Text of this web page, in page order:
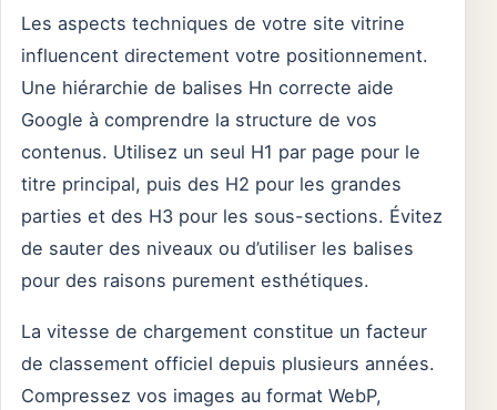
Les aspects techniques de votre site vitrine
influencent directement votre positionnement.
Une hiérarchie de balises Hn correcte aide
Google à comprendre la structure de vos
contenus. Utilisez un seul H1 par page pour le
titre principal, puis des H2 pour les grandes
parties et des H3 pour les sous-sections. Évitez
de sauter des niveaux ou d’utiliser les balises
pour des raisons purement esthétiques.
La vitesse de chargement constitue un facteur
de classement officiel depuis plusieurs années.
Compressez vos images au format WebP,